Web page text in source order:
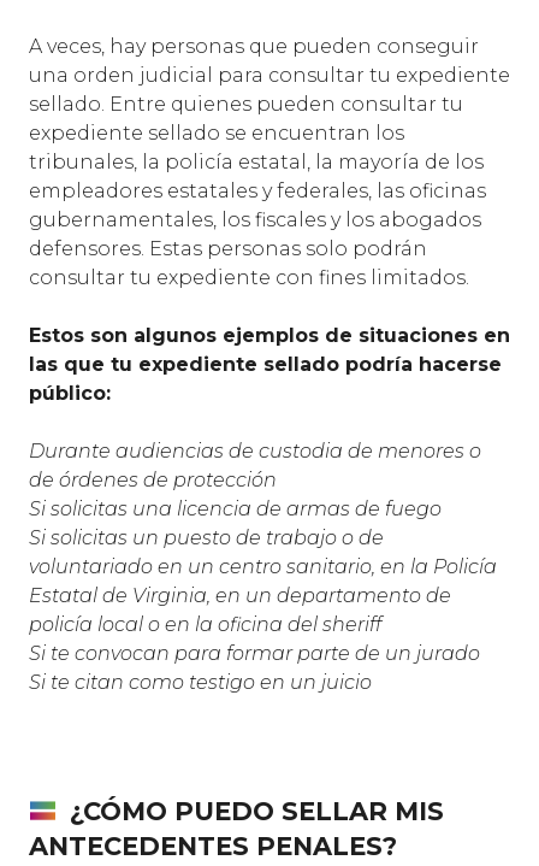
A veces, hay personas que pueden conseguir
una orden judicial para consultar tu expediente
sellado. Entre quienes pueden consultar tu
expediente sellado se encuentran los
tribunales, la policía estatal, la mayoría de los
empleadores estatales y federales, las oficinas
gubernamentales, los fiscales y los abogados
defensores. Estas personas solo podrán
consultar tu expediente con fines limitados.
Estos son algunos ejemplos de situaciones en
las que tu expediente sellado podría hacerse
público:
Durante audiencias de custodia de menores o
de órdenes de protección
Si solicitas una licencia de armas de fuego
Si solicitas un puesto de trabajo o de
voluntariado en un centro sanitario, en la Policía
Estatal de Virginia, en un departamento de
policía local o en la oficina del sheriff
Si te convocan para formar parte de un jurado
Si te citan como testigo en un juicio
¿CÓMO PUEDO SELLAR MIS
ANTECEDENTES PENALES?